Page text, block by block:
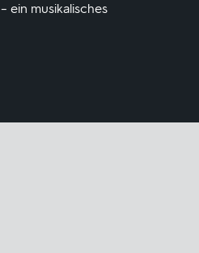
ein musikalisches